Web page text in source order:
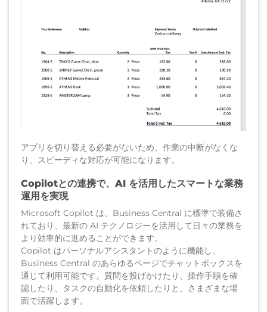
アプリを切り替える必要がないため、作業の中断がなくな
り、スピーディな対応が可能になります。
Copilotとの連携で、AI を活用したスマートな業務
運用を実現
Microsoft Copilot は、Business Central に標準で装備さ
れており、最新の AI テクノロジーを活用して日々の業務を
より効率的に進めることができます。
Copilot はパーソナルアシスタントのように機能し、
Business Central のあらゆるページでチャットボックスを
通じて利用可能です。質問を投げかけたり、操作手順を確
認したり、タスクの自動化を依頼したりと、さまざまな場
面で活躍します。